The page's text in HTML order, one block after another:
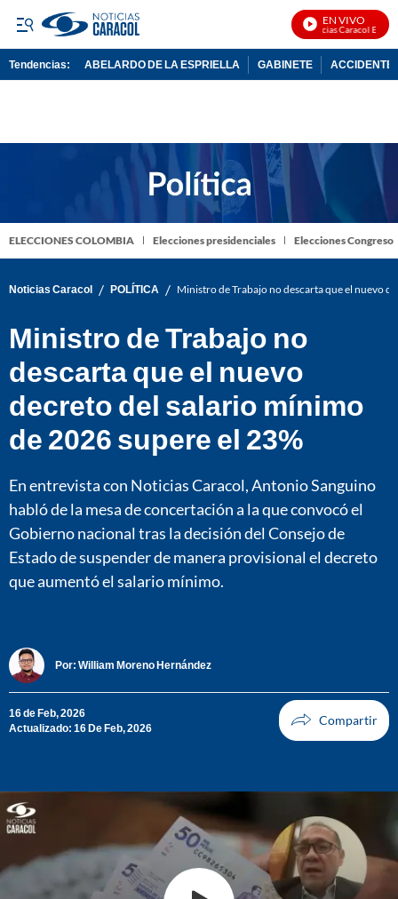
EN VIVO
Noticias Caracol En Vivo
Tendencias: ABELARDO DE LA ESPRIELLA GABINETE ACCIDENTE
ELECCIONES COLOMBIA Elecciones presidenciales Elecciones Congreso
Noticias Caracol / POLÍTICA / Ministro de Trabajo no descarta que el nuevo
Ministro de Trabajo no
descarta que el nuevo
decreto del salario mínimo
de 2026 supere el 23%
En entrevista con Noticias Caracol, Antonio Sanguino
habló de la mesa de concertación a la que convocó el
Gobierno nacional tras la decisión del Consejo de
Estado de suspender de manera provisional el decreto
que aumentó el salario mínimo.
Por: William Moreno Hernández
16 de Feb, 2026
Actualizado: 16 De Feb, 2026